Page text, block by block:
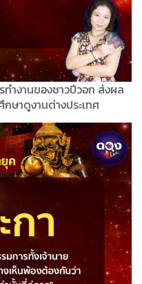
ทำงานของชาวปีวอก ส่งผล
ษาดูงานต่างประเทศ